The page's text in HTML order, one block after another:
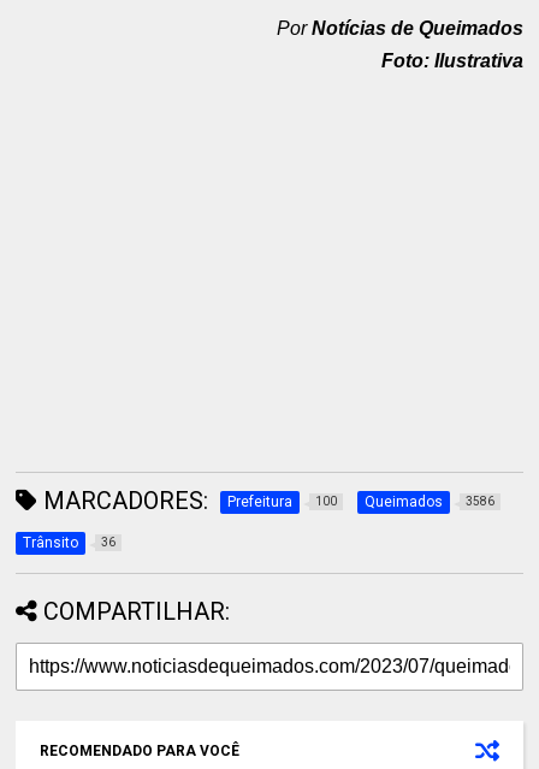
PorNotícias de Queimados
Foto: Ilustrativa
MARCADORES: Prefeitura 100 Queimados 3586
Trânsito 36
COMPARTILHAR:
RECOMENDADO PARA VOCÊ